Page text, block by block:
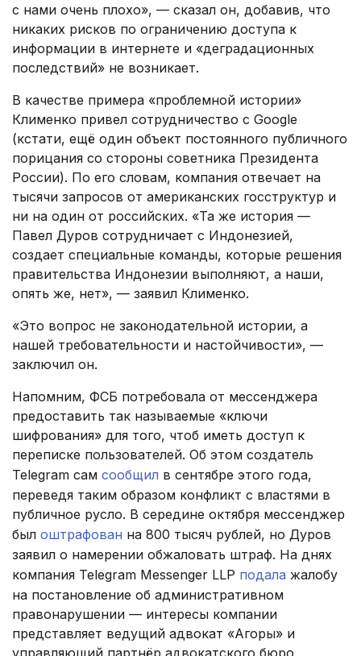
с нами очень плохо», — сказал он, добавив, что
никаких рисков по ограничению доступа к
информации в интернете и «деградационных
последствий» не возникает.
В качестве примера «проблемной истории»
Клименко привел сотрудничество с Google
(кстати, ещё один объект постоянного публичного
порицания со стороны советника Президента
России). По его словам, компания отвечает на
тысячи запросов от американских госструктур и
ни на один от российских. «Та же история —
Павел Дуров сотрудничает с Индонезией,
создает специальные команды, которые решения
правительства Индонезии выполняют, а наши,
опять же, нет», — заявил Клименко.
«Это вопрос не законодательной истории, а
нашей требовательности и настойчивости», —
заключил он.
Напомним, ФСБ потребовала от мессенджера
предоставить так называемые «ключи
шифрования» для того, чтоб иметь доступ к
переписке пользователей. Об этом создатель
Telegram сам сообщил в сентябре этого года,
переведя таким образом конфликт с властями в
публичное русло. В середине октября мессенджер
был оштрафован на 800 тысяч рублей, но Дуров
заявил о намерении обжаловать штраф. На днях
компания Telegram Messenger LLP подала жалобу
на постановление об административном
правонарушении — интересы компании
представляет ведущий адвокат «Агоры» и